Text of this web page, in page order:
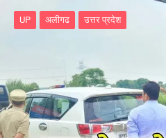
UP अलीगढ उत्तर प्रदेश